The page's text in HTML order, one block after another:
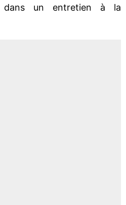
dans un entretien à la